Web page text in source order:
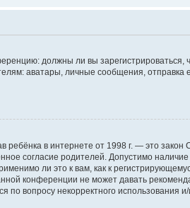
должны ли вы
аватары, личные сообщения, отправка
ребёнка в интернете от 1998 г. — это
согласие родителей. Допустимо
ли это к вам, как к
конференции не может давать
вопросу некорректного использования